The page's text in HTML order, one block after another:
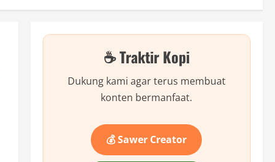
☕ Traktir Kopi
Dukung kami agar terus membuat
konten bermanfaat.
💰 Sawer Creator